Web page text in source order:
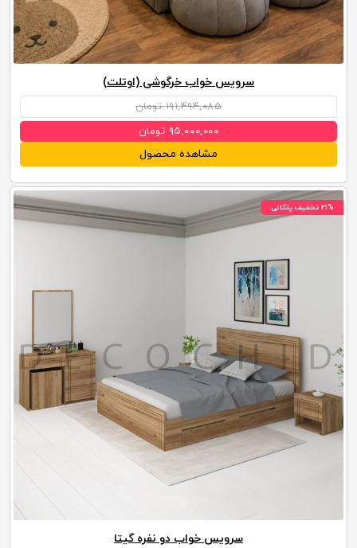
سرویس خواب خرگوشی (اوتلت)
۱۹۱,۴۹۴,۰۸۵ تومان
۹۵,۰۰۰,۰۰۰ تومان
مشاهده محصول
۲۱% تخفیف پلکانی
سرویس خواب دو نفره گیتا